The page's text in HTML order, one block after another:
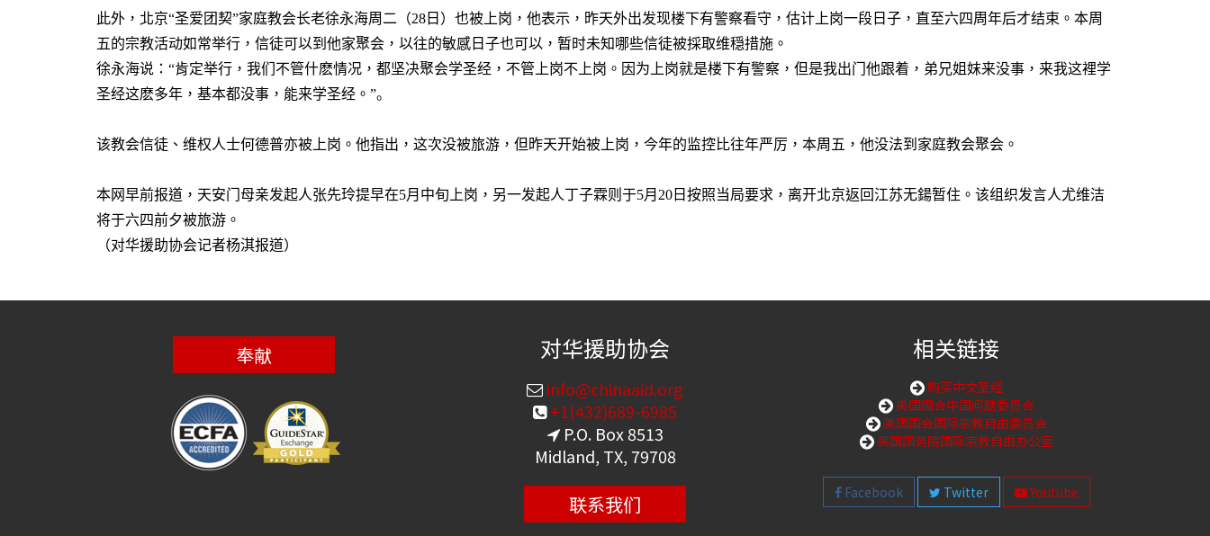
此外，北京“圣爱团契”家庭教会长老徐永海周二（28 日）也被上岗，他表示，昨天外出发现楼下有警察看守，估计上岗一段日子，直至六四周年后才结束。本周
五的宗教活动如常举行，信徒可以到他家聚会，以往的敏感日子也可以，暂时未知哪些信徒被採取维穏措施。
徐永海说： “肯定举行，我们不管什麽情况，都坚决聚会学圣经，不管上岗不上岗。因为上岗就是楼下有警察，但是我出门他跟着，弟兄姐妺来没事，来我这裡学
圣经这麽多年，基本都没事，能来学圣经。 ”。
该教会信徒、维权人士何德普亦被上岗。他指出，这次没被旅游，但昨天开始被上岗，今年的监控比往年严厉，本周五，他没法到家庭教会聚会。
本网早前报道，天安门母亲发起人张先玲提早在5月中旬上岗，另一发起人丁子霖则于5月 20 日按照当局要求，离开北京返回江苏无鍚暂住。该组织发言人尤维洁
将于六四前夕被旅游。
（对华援助协会记者杨淇报道）
奉献 对华援助协会
info@chinaaid.org
+1(432)689-6985
P.O. Box 8513
Midland, TX, 79708
联系我们
相关链接
购买中文圣经
美国国会中国问题委员会
美国国会国际宗教自由委员会
美国国务院国际宗教自由办公室
Facebook Twitter Youtube